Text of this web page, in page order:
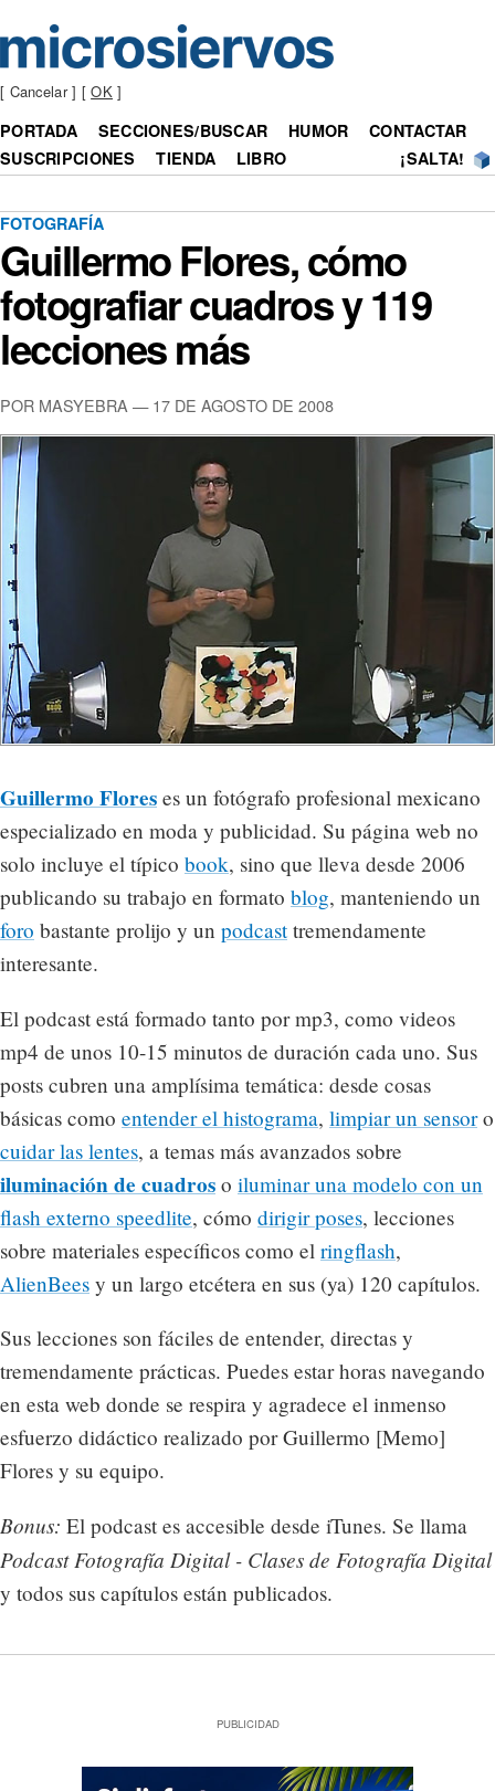
[ Cancelar ] [OK]
PORTADA SECCIONES/BUSCAR HUMOR
CONTACTAR
SUSCRIPCIONES
TIENDA LIBRO ¡SALTA!
FOTOGRAFÍA
Guillermo Flores, cómo
fotografiar cuadros y 119
lecciones más
POR MASYEBRA — 17 DE AGOSTO DE 2008
Guillermo Flores es un fotógrafo profesional mexicano
especializado en moda y publicidad. Su página web no
solo incluye el típico book, sino que lleva desde 2006
publicando su trabajo en formato blog, manteniendo un
foro bastante prolijo y un podcasttremendamente
interesante.
El podcast está formado tanto por mp3, como videos
mp4 de unos 10-15 minutos de duración cada uno. Sus
posts cubren una amplísima temática: desde cosas
básicas como entender el histograma, limpiar un sensoro
cuidar las lentes, a temas más avanzados sobre
iluminación de cuadros o iluminar una modelo con un
flash externo speedlite, cómo dirigir poses, lecciones
sobre materiales específicos como el ringflash,
AlienBees y un largo etcétera en sus (ya) 120 capítulos.
Sus lecciones son fáciles de entender, directas y
tremendamente prácticas. Puedes estar horas navegando
en esta web donde se respira y agradece el inmenso
esfuerzo didáctico realizado por Guillermo [Memo]
Flores y su equipo.
Bonus: El podcast es accesible desde iTunes. Se llama
Podcast Fotografía Digital - Clases de Fotografía Digital
y todos sus capítulos están publicados.
PUBLICIDAD